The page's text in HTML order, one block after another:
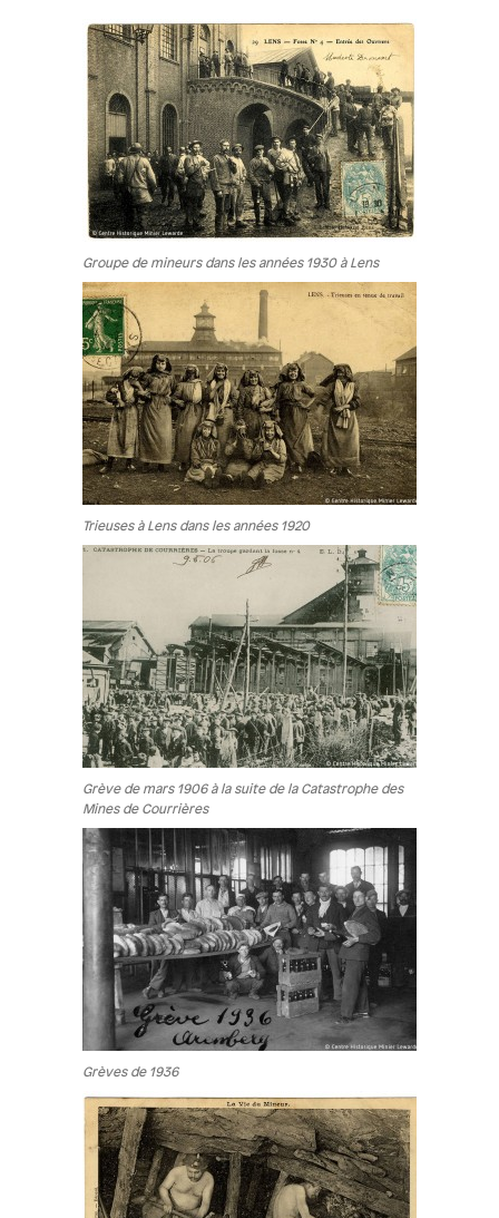
Groupe de mineurs dans les années 1930 à Lens
Trieuses à Lens dans les années 1920
Grève de mars 1906 à la suite de la Catastrophe des
Mines de Courrières
Grèves de 1936